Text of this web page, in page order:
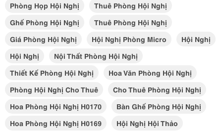
Phòng Họp Hội Nghị
Thuê Phòng Hội Nghị
Ghế Phòng Hội Nghị
Thuê Phòng Hội Nghị
Giá Phòng Hội Nghị
Hội Nghị Phòng Micro
Hội Nghị
Hội Nghị
Nội Thất Phòng Hội Nghị
Thiết Kế Phòng Hội Nghị
Hoa Văn Phòng Hội Nghị
Phòng Hội Nghị Cho Thuê
Cho Thuê Phòng Hội Nghị
Hoa Phòng Hội Nghị H0170
Bàn Ghế Phòng Hội Nghị
Hoa Phòng Hội Nghị H0169
Hội Nghị Hội Thảo